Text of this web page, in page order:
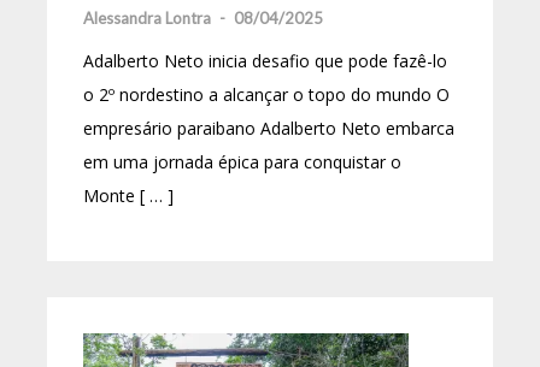
Alessandra Lontra - 08/04/2025
Adalberto Neto inicia desafio que pode fazê-lo
o 2º nordestino a alcançar o topo do mundo O
empresário paraibano Adalberto Neto embarca
em uma jornada épica para conquistar o
Monte [ … ]